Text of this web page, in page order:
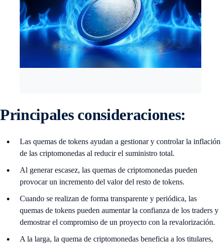
Principales consideraciones:
Las quemas de tokens ayudan a gestionar y controlar la inflación
de las criptomonedas al reducir el suministro total.
Al generar escasez, las quemas de criptomonedas pueden
provocar un incremento del valor del resto de tokens.
Cuando se realizan de forma transparente y periódica, las
quemas de tokens pueden aumentar la confianza de los traders y
demostrar el compromiso de un proyecto con la revalorización.
A la larga, la quema de criptomonedas beneficia a los titulares,